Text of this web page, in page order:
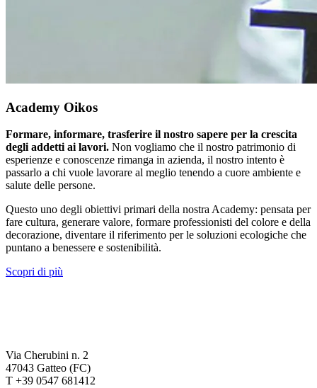
Academy Oikos
Formare, informare, trasferire il nostro sapere per la crescita
degli addetti ai lavori. Non vogliamo che il nostro patrimonio di
esperienze e conoscenze rimanga in azienda, il nostro intento è
passarlo a chi vuole lavorare al meglio tenendo a cuore ambiente e
salute delle persone.
Questo uno degli obiettivi primari della nostra Academy: pensata per
fare cultura, generare valore, formare professionisti del colore e della
decorazione, diventare il riferimento per le soluzioni ecologiche che
puntano a benessere e sostenibilità.
Scopri di più
Via Cherubini n. 2
47043 Gatteo (FC)
T +39 0547 681412